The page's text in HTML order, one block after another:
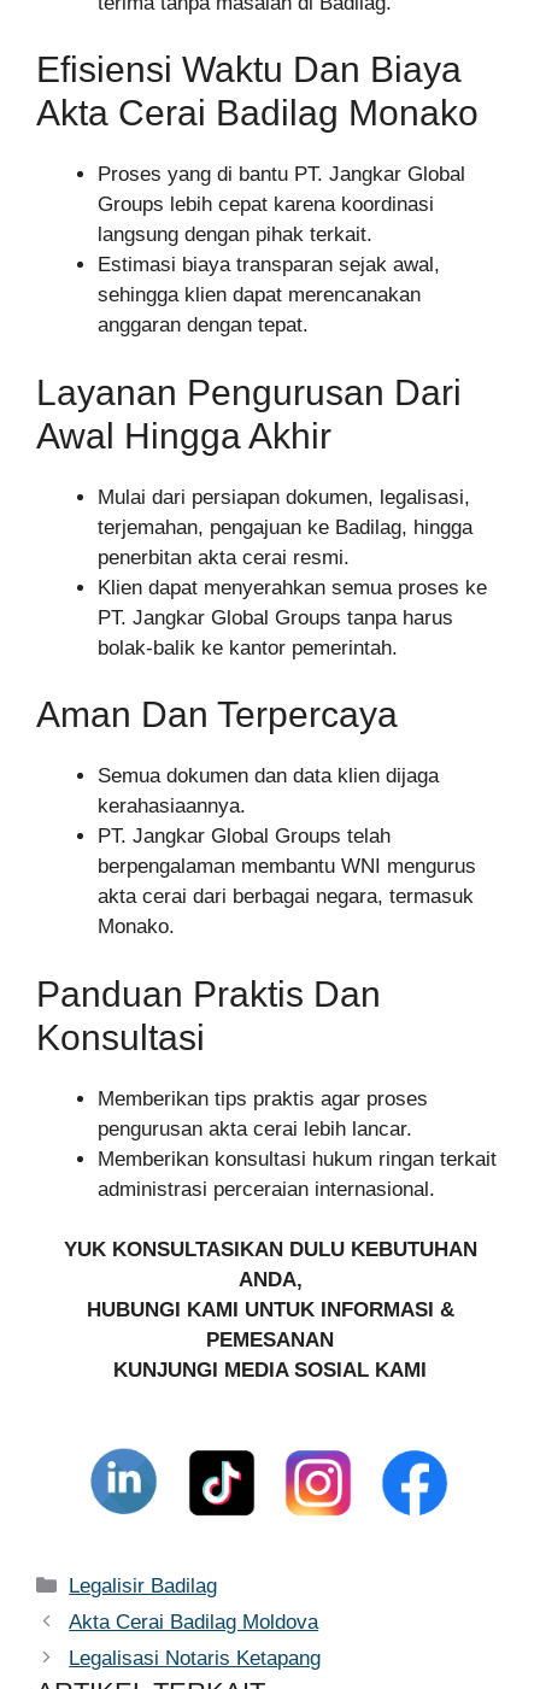
Efisiensi Waktu Dan Biaya
Akta Cerai Badilag Monako
Proses yang di bantu PT. Jangkar Global
Groups lebih cepat karena koordinasi
langsung dengan pihak terkait.
Estimasi biaya transparan sejak awal,
sehingga klien dapat merencanakan
anggaran dengan tepat.
Layanan Pengurusan Dari
Awal Hingga Akhir
Mulai dari persiapan dokumen, legalisasi,
terjemahan, pengajuan ke Badilag, hingga
penerbitan akta cerai resmi.
Klien dapat menyerahkan semua proses ke
PT. Jangkar Global Groups tanpa harus
bolak-balik ke kantor pemerintah.
Aman Dan Terpercaya
Semua dokumen dan data klien dijaga
kerahasiaannya.
PT. Jangkar Global Groups telah
berpengalaman membantu WNI mengurus
akta cerai dari berbagai negara, termasuk
Monako.
Panduan Praktis Dan
Konsultasi
Memberikan tips praktis agar proses
pengurusan akta cerai lebih lancar.
Memberikan konsultasi hukum ringan terkait
administrasi perceraian internasional.
YUK KONSULTASIKAN DULU KEBUTUHAN
ANDA,
HUBUNGI KAMI UNTUK INFORMASI &
PEMESANAN
KUNJUNGI MEDIA SOSIAL KAMI
Kategori
Legalisir Badilag
Akta Cerai Badilag Moldova
Legalisasi Notaris Ketapang